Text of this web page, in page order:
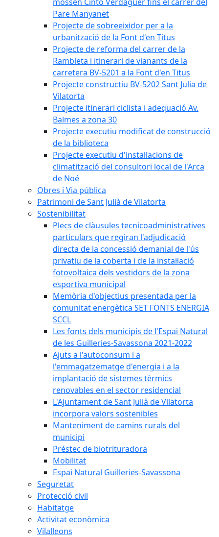
Pare Manyanet
Projecte de sobreeixidor per a la
urbanització de la Font d'en Titus
Projecte de reforma del carrer de la
Rambleta i itinerari de vianants de la
carretera BV-5201 a la Font d'en Titus
Projecte constructiu BV-5202 Sant Julia de
Vilatorta
Projecte itinerari ciclista i adequació Av.
Balmes a zona 30
Projecte executiu modificat de construcció
de la biblioteca
Projecte executiu d'instal·lacions de
climatització del consultori local de l'Arca
de Noé
Obres i Via pública
Patrimoni de Sant Julià de Vilatorta
Sostenibilitat
Plecs de clàusules tecnicoadministratives
particulars que regiran l'adjudicació
directa de la concessió demanial de l'ús
privatiu de la coberta i de la instal·lació
fotovoltaica dels vestidors de la zona
esportiva municipal
Memòria d'objectius presentada per la
comunitat energètica SET FONTS ENERGIA
SCCL
Les fonts dels municipis de l'Espai Natural
de les Guilleries-Savassona 2021-2022
Ajuts a l'autoconsum i a
l'emmagatzematge d'energia i a la
implantació de sistemes tèrmics
renovables en el sector residencial
L'Ajuntament de Sant Julià de Vilatorta
incorpora valors sostenibles
Manteniment de camins rurals del
municipi
Préstec de biotrituradora
Mobilitat
Espai Natural Guilleries-Savassona
Seguretat
Protecció civil
Habitatge
Activitat econòmica
Vilalleons